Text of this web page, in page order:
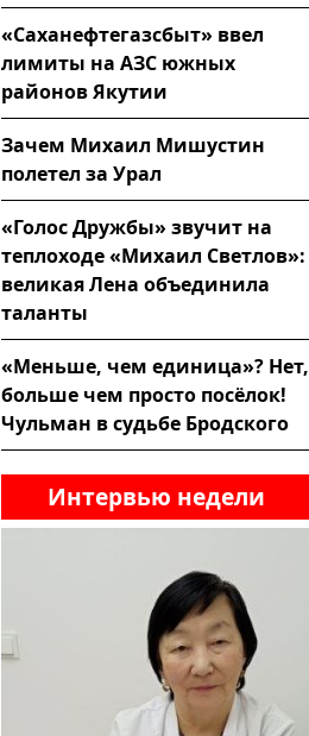
«Саханефтегазсбыт» ввел
лимиты на АЗС южных
районов Якутии
Зачем Михаил Мишустин
полетел за Урал
«Голос Дружбы» звучит на
теплоходе «Михаил Светлов»:
великая Лена объединила
таланты
«Меньше, чем единица»? Нет,
больше чем просто посёлок!
Чульман в судьбе Бродского
Интервью недели